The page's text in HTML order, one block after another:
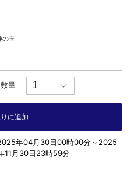
玉
数量
年04月30日00時00分～2025
11月30日23時59分